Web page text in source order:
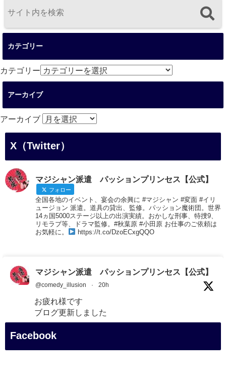
カテゴリー
カテゴリー
アーカイブ
アーカイブ
X（Twitter）
マジシャン派遣 パッションプリンセス【公式】
フォロー
全国各地のイベント、宴会の余興に #マジシャン #変面 #イリ
ュージョン 派遣。道具の貸出、監修。パッション魔術団。世界
14ヵ国5000ステージ以上の出演実績。おかしな刑事、特捜9、
リモラブ等、ドラマ監修。#秋葉原 #小田原 お仕事のご依頼は
お気軽に。
https://t.co/DzoECxgQQO
マジシャン派遣 パッションプリンセス【公式】
@comedy_illusion · 20h
お疲れ様です
ブログ更新しました
「マジシャン和歌山旅 白浜町・円月島」
Facebook